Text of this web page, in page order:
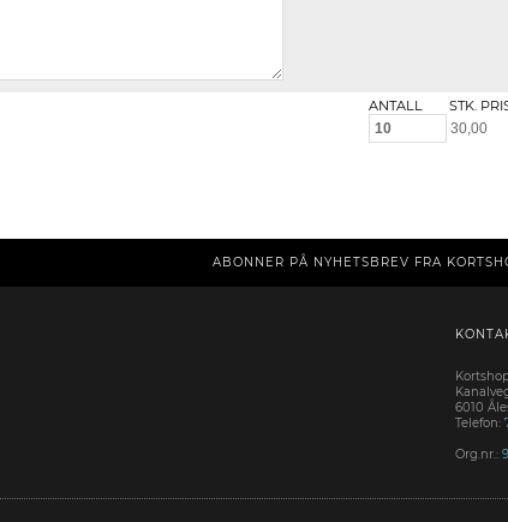
ANTALL STK.
ABONNER PÅ NYHETSBREV FRA
6010
Telefon:
Org.nr.: